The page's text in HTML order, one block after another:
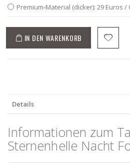
Premium-Material (dicker): 29 Euros
IN DEN WARENKORB
Details
Informationen zum
Sternenhelle Nacht